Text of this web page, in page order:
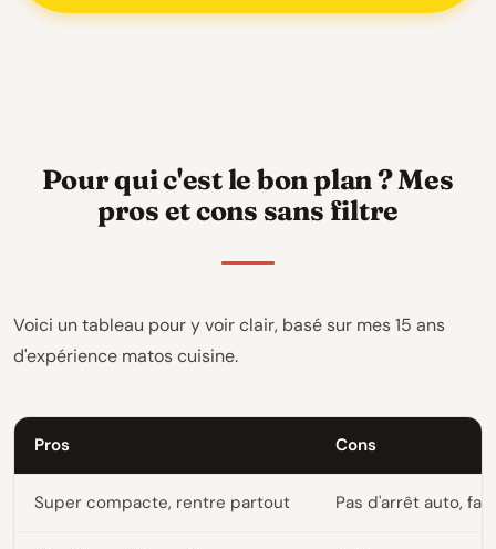
Pour qui c'est le bon plan ? Mes
pros et cons sans filtre
Voici un tableau pour y voir clair, basé sur mes 15 ans
d'expérience matos cuisine.
Pros Cons
Super compacte, rentre partout Pas d'arrêt auto,